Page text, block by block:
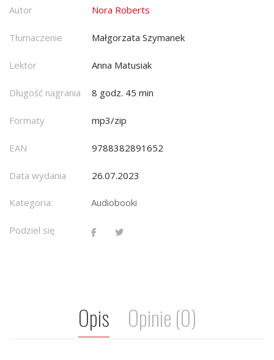
Autor Nora Roberts
Tłumaczenie Małgorzata Szymanek
Lektor Anna Matusiak
Długość nagrania 8 godz. 45 min
Formaty mp3/zip
EAN 9788382891652
Data wydania 26.07.2023
Kategoria: Audiobooki
Podziel się
Opis Opinie (0)